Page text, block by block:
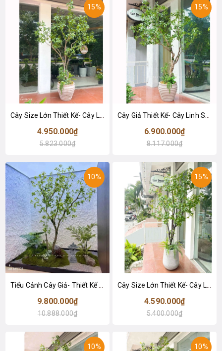
15%
4.950.000₫
5.823.000₫
15%
6.900.000₫
8.117.000₫
10%
9.800.000₫
10.888.000₫
15%
4.590.000₫
5.400.000₫
10% 10%